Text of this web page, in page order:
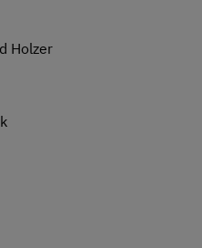
Holzer